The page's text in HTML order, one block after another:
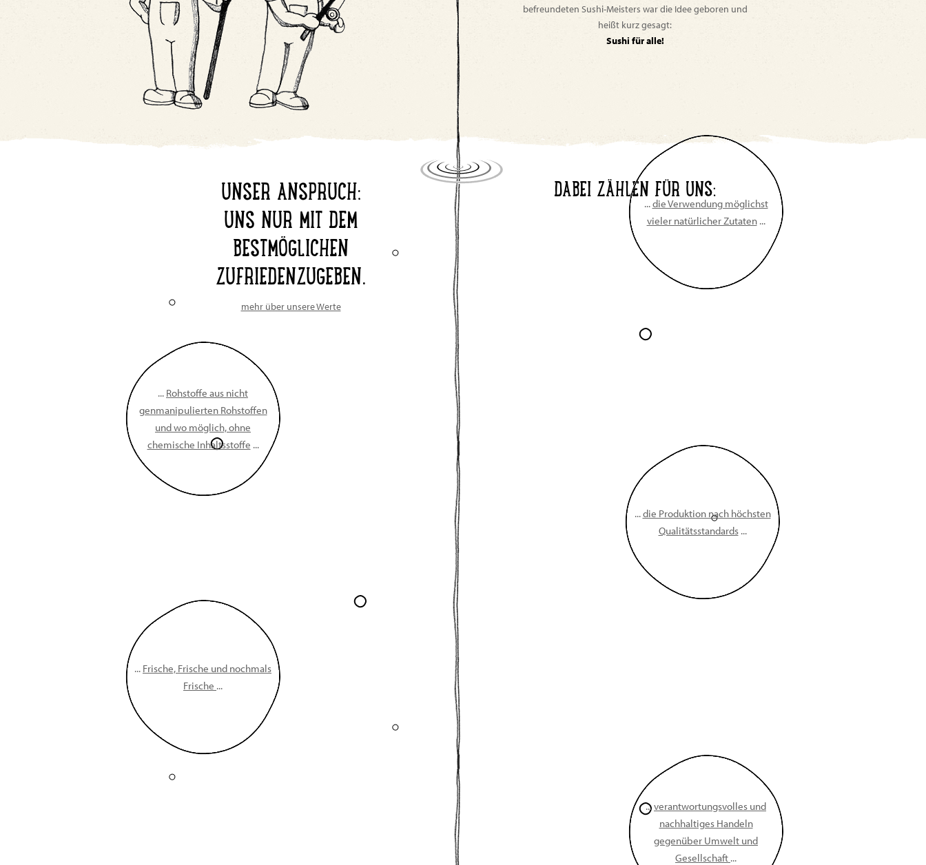
befreundeten Sushi-Meisters war die Idee geboren und
heißt kurz gesagt:
Sushi für alle!
UNSER ANSPRUCH:
UNS NUR MIT DEM
BESTMÖGLICHEN
ZUFRIEDENZUGEBEN.
mehr über unsere Werte
DABEI ZÄHLEN FÜR UNS:
...die Verwendung möglichst
vieler natürlicher Zutaten...
... Rohstoffe aus nicht
genmanipulierten Rohstoffen
und wo möglich, ohne
chemische Inhaltsstoffe ...
...die Produktion nach höchsten
Qualitätsstandards...
... Frische, Frische und nochmals
Frische ...
...verantwortungsvolles und
nachhaltiges Handeln
gegenüber Umwelt und
Gesellschaft ...